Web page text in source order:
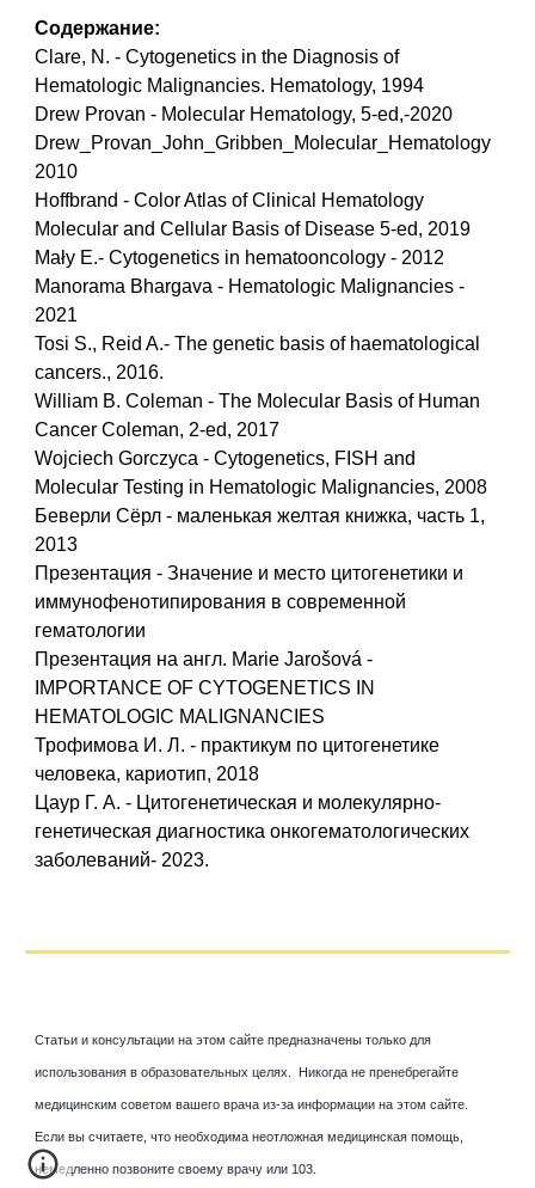
Содержание:
Clare, N. - Cytogenetics in the Diagnosis of
Hematologic Malignancies. Hematology, 1994
Drew Provan - Molecular Hematology, 5-ed,-2020
Drew_Provan_John_Gribben_Molecular_Hematology
2010
Hoffbrand - Color Atlas of Clinical Hematology
Molecular and Cellular Basis of Disease 5-ed, 2019
Mały E.- Cytogenetics in hematooncology - 2012
Manorama Bhargava - Hematologic Malignancies -
2021
Tosi S., Reid A.- The genetic basis of haematological
cancers., 2016.
William B. Coleman - The Molecular Basis of Human
Cancer Coleman, 2-ed, 2017
Wojciech Gorczyca - Cytogenetics, FISH and
Molecular Testing in Hematologic Malignancies, 2008
Беверли Сёрл - маленькая желтая книжка, часть 1,
2013
Презентация - Значение и место цитогенетики и
иммунофенотипирования в современной
гематологии
Презентация на англ. Marie Jarošová -
IMPORTANCE OF CYTOGENETICS IN
HEMATOLOGIC MALIGNANCIES
Трофимова И. Л. - практикум по цитогенетике
человека, кариотип, 2018
Цаур Г. А. - Цитогенетическая и молекулярно-
генетическая диагностика онкогематологических
заболеваний- 2023.
Статьи и консультации на этом сайте предназначены только для
использования в образовательных целях. Никогда не пренебрегайте
медицинским советом вашего врача из-за информации на этом сайте.
Если вы считаете, что необходима неотложная медицинская помощь,
немедленно позвоните своему врачу или 103.